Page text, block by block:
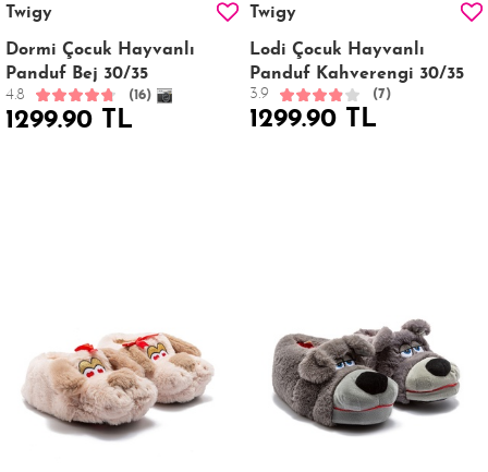
Twigy
Dormi Çocuk Hayvanlı
Panduf Bej 30/35
4.8 (16)
1299.90 TL
Twigy
Lodi Çocuk Hayvanlı
Panduf Kahverengi 30/35
3.9 (7)
1299.90 TL